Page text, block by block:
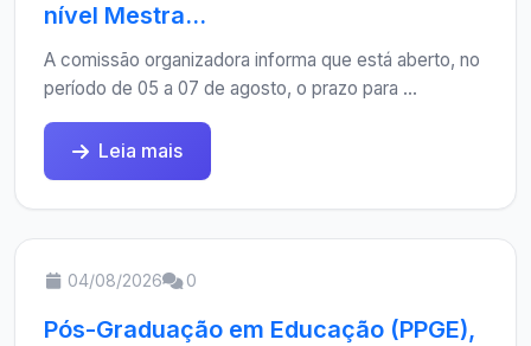
nível Mestra...
A comissão organizadora informa que está aberto, no
período de 05 a 07 de agosto, o prazo para ...
Leia mais
04/08/2026 0
Pós-Graduação em Educação (PPGE),